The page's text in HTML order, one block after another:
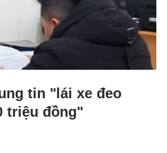
tin "lái xe đeo
triệu đồng"